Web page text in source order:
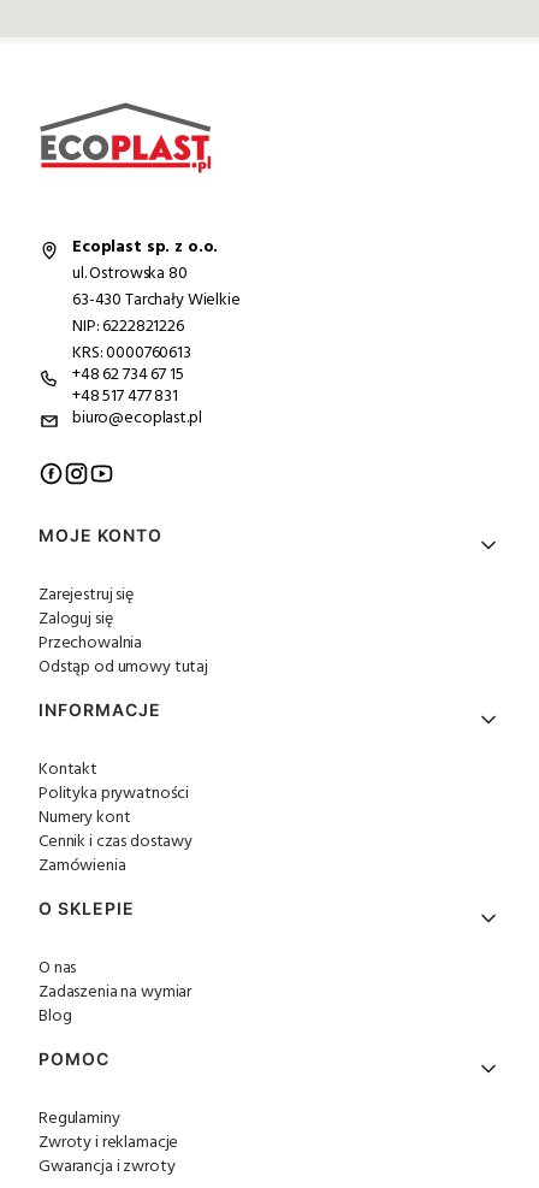
Ecoplast sp. z o.o.
ul. Ostrowska 80
63-430 Tarchały Wielkie
NIP: 6222821226
KRS: 0000760613
+48 62 734 67 15
+48 517 477 831
biuro@ecoplast.pl
Linki w stopce
MOJE KONTO
Zarejestruj się
Zaloguj się
Przechowalnia
Odstąp od umowy tutaj
INFORMACJE
Kontakt
Polityka prywatności
Numery kont
Cennik i czas dostawy
Zamówienia
O SKLEPIE
O nas
Zadaszenia na wymiar
Blog
POMOC
Regulaminy
Zwroty i reklamacje
Gwarancja i zwroty